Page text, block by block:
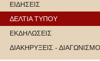
ΕΙΔΗΣΕΙΣ
ΔΕΛΤΙΑ ΤΥΠΟΥ
ΕΚΔΗΛΩΣΕΙΣ
ΔΙΑΚΗΡΥΞΕΙΣ -